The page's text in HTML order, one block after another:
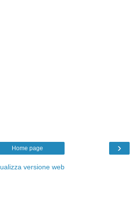
›
Home page
versione web